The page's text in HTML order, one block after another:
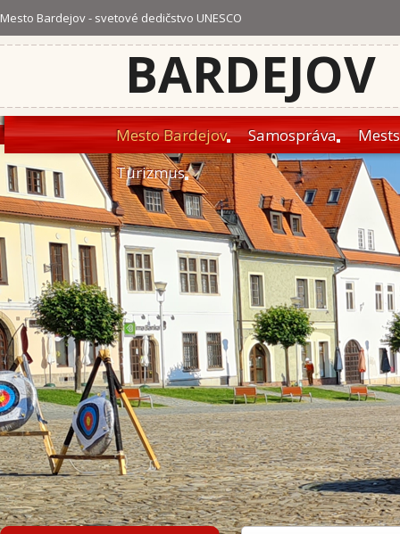
Mesto Bardejov - svetové dedičstvo UNESCO
BARDEJOV
Mesto Bardejov Samospráva
Turizmus